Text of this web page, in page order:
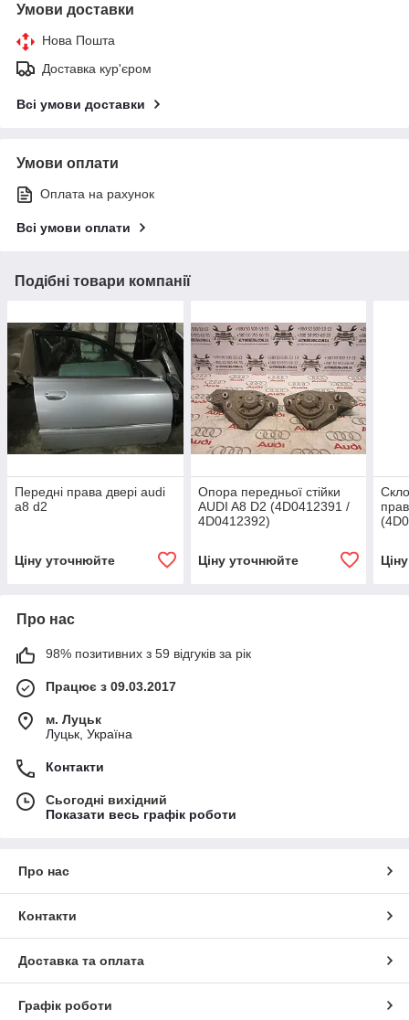
Умови доставки
Нова Пошта
Доставка кур'єром
Всі умови доставки
Умови оплати
Оплата на рахунок
Всі умови оплати
Подібні товари компанії
Передні права двері audi
a8 d2
Ціну уточнюйте
Опора передньої стійки
AUDI A8 D2 (4D0412391 /
4D0412392)
Ціну уточнюйте
Про нас
98% позитивних з 59 відгуків за рік
Працює з 09.03.2017
м. Луцьк
Луцьк, Україна
Контакти
Сьогодні вихідний
Показати весь графік роботи
Про нас
Контакти
Доставка та оплата
Графік роботи